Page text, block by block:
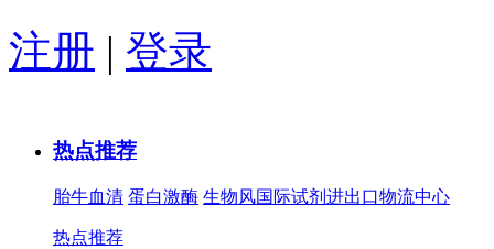
注册 | 登录
热点推荐
胎牛血清 蛋白激酶 生物风国际试剂进出口物流中心
热点推荐